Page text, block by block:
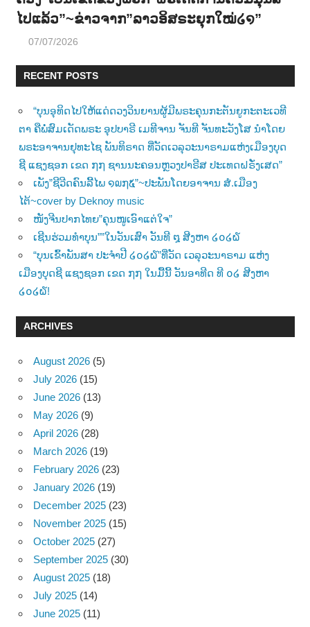
ໄປແລ້ວ”~ຂ່າວຈາກ”ລາວອິສຣະຍຸກໃໝ່໒໑”
07/07/2026
RECENT POSTS
“ບຸນອຸທິດໄປໃຫ້ແດ່ດວງວິນຍານຜູ້ມີພຣະຄຸນກະຕັນຍູກະຕະເວທີ
ຕາ ຄືພໍ່ສົມເດັດພຣະ ອຸປບາຣີ ເມທີຈານ ຈັນທີ ຈັນທະວັງໂສ ນຳໂດຍ
ພຣະອາຈານຢຸທະໄຊ ພັນທິຣາດ ທີ່ວັດເວລຸວະນາຣາມແຫ່ງເມືອງບຸດ
ຊີ ແຊງຊອກ ເຂດ ໗໗ ຊານນະຄອນຫຼວງປາຣີສ ປະເທດຝຣັ່ງເສດ”
ເພັງ”ຊີວີດຄົນລີ້ໄພ ໑໙໗໕”~ປະພັນໂດຍອາຈານ ສໍ.ເມືອງ
ໄຕ້~cover by Deknoy music
ໜັງຈີນປາກໄທຍ”ຄຸນໜູເອົາແຕ່ໃຈ”
ເຊີນຮ່ວມທຳບຸນ””ໃນວັນເສົາ ວັນທີ ໘ ສີງຫາ ໒໐໒໖
“ບຸນເຂົ້າພັນສາ ປະຈຳປີ ໒໐໒໖”ທີ່ວັດ ເວລຸວະນາຣາມ ແຫ່ງ
ເມືອງບຸດຊີ ແຊງຊອກ ເຂດ ໗໗ ໃນມື້ນີ້ ວັນອາທີດ ທີ ໐໒ ສີງຫາ
໒໐໒໖!
ARCHIVES
August 2026 (5)
July 2026 (15)
June 2026 (13)
May 2026 (9)
April 2026 (28)
March 2026 (19)
February 2026 (23)
January 2026 (19)
December 2025 (23)
November 2025 (15)
October 2025 (27)
September 2025 (30)
August 2025 (18)
July 2025 (14)
June 2025 (11)